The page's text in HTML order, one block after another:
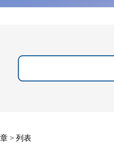
> 列表